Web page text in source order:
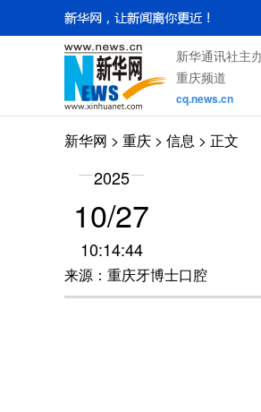
新华通讯社主
重庆频道
cq.news.cn
新华网 > 重庆 > 信息 > 正文
2025
10/27
10:14:44
来源：重庆牙博士口腔